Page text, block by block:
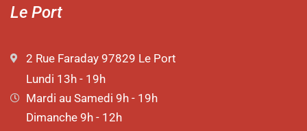
Le Port
2 Rue Faraday 97829 Le Port
Lundi 13h - 19h
Mardi au Samedi 9h - 19h
Dimanche 9h - 12h